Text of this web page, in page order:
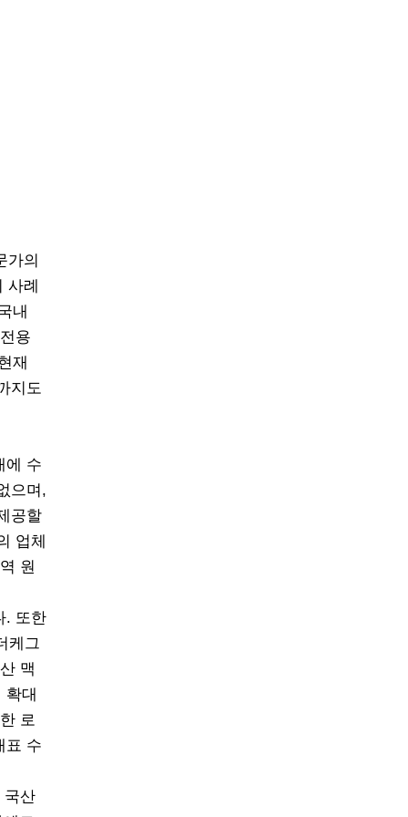
가의
례
내
용
재
지도
에 수
으며,
공할
업체
원
. 또한
케그
맥
확대
로
표 수
국산